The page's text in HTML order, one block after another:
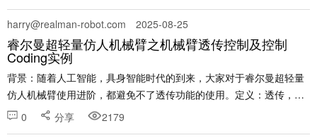
harry@realman-robot.com 2025-08-25
睿尔曼超轻量仿人机械臂之机械臂透传控制及控制
Coding实例
背景：随着人工智能，具身智能时代的到来，大家对于睿尔曼超轻量
仿人机械臂使用进阶，都避免不了透传功能的使用。定义：透传，数
据的透明传输，客户的数据通过睿尔曼的api，透明传输给机械臂，
0 分享 2179